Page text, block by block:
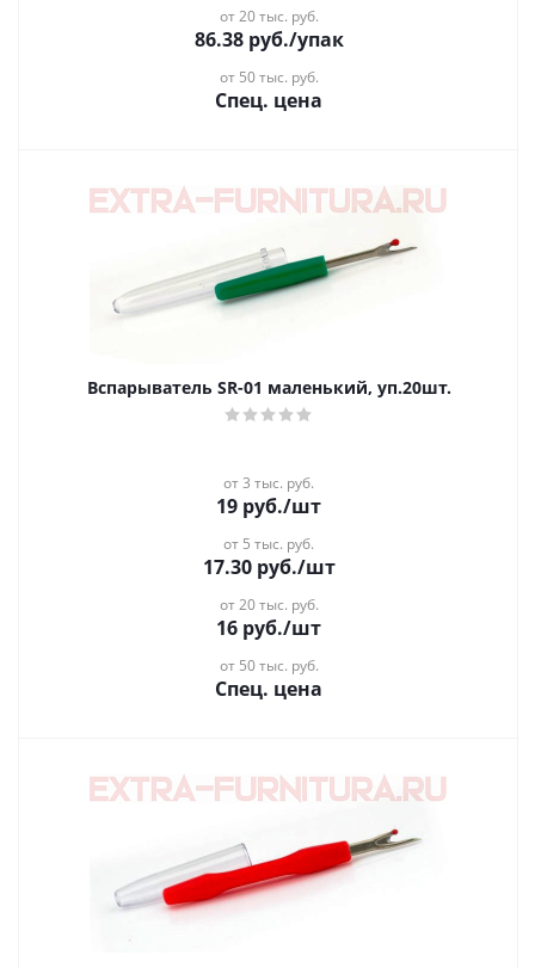
от 20 тыс. руб.
86.38руб./упак
от 50 тыс. руб.
Спец. цена
Вспарыватель SR-01 маленький, уп.20шт.
от 3 тыс. руб.
19 руб./шт
от 5 тыс. руб.
17.30руб./шт
от 20 тыс. руб.
16 руб./шт
от 50 тыс. руб.
Спец. цена